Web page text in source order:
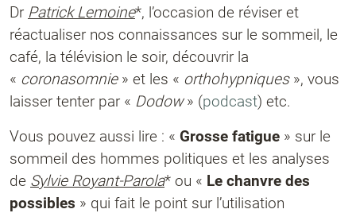
Dr Patrick Lemoine*, l’occasion de réviser et
réactualiser nos connaissances sur le sommeil, le
café, la télévision le soir, découvrir la
« coronasomnie » et les « orthohypniques», vous
laisser tenter par « Dodow» (podcast) etc.
Vous pouvez aussi lire : « Grosse fatigue » sur le
sommeil des hommes politiques et les analyses
de Sylvie Royant-Parola* ou « Le chanvre des
possibles » qui fait le point sur l’utilisation